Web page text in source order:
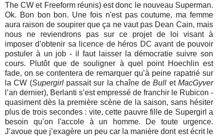
The CW et Freeform réunis) est donc le nouveau Superman.
Ok. Bon bon bon. Une fois n'est pas coutume, ma femme
aura raison de soupirer que ça ne vaut pas Dean Cain, mais
nous ne reviendrons pas sur ce projet de loi visant à
imposer d’obtenir sa licence de héros DC avant de pouvoir
postuler à un job - il faut laisser la démocratie suivre son
cours. Plutôt que de souligner à quel point Hoechlin est
fade, on se contentera de remarquer qu’à peine rapatrié sur
la CW (Supergirl passait sur la chaîne deBull etMacGyver
l’an dernier), Berlanti s’est empressé de franchir le Rubicon -
quasiment dès la première scène de la saison, sans hésiter
plus de trois secondes : vite, cette pauvre fille de Supergirl a
besoin qu’on l'accole à un homme. De toute urgence.
J’avoue que j’exagère un peu car la manière dont est écrit le